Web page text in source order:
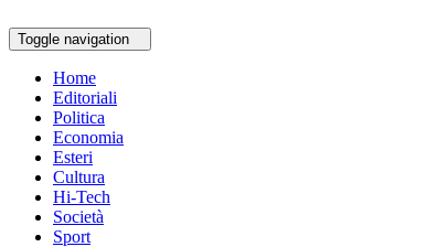
Toggle navigation
Home
Editoriali
Politica
Economia
Esteri
Cultura
Hi-Tech
Società
Sport